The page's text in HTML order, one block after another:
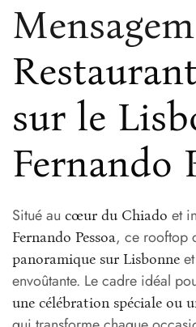
sur le
Fernando
Situé au cœur du Chiado et
Fernando Pessoa, ce rooftop
panoramique sur Lisbonne
envoûtante. Le cadre idéal
une célébration spéciale ou